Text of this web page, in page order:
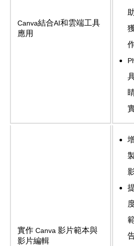
Canva結合AI和雲端工具
應用
實作Canva 影片範本與
影片編輯